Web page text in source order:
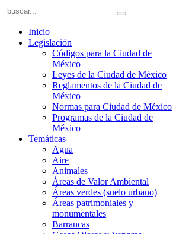
Inicio
Legislación
Códigos para la Ciudad de
México
Leyes de la Ciudad de México
Reglamentos de la Ciudad de
México
Normas para Ciudad de México
Programas de la Ciudad de
México
Temáticas
Agua
Aire
Animales
Áreas de Valor Ambiental
Áreas verdes (suelo urbano)
Áreas patrimoniales y
monumentales
Barrancas